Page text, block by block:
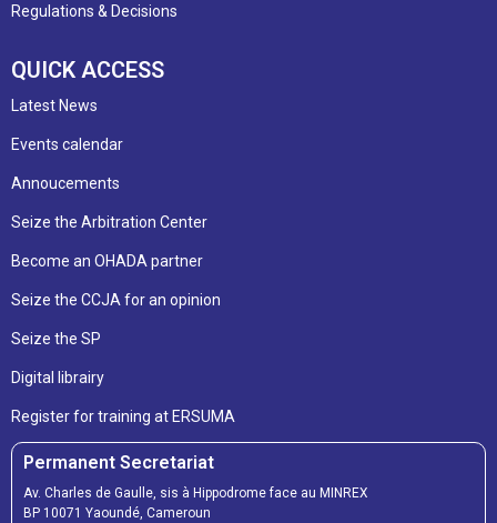
Regulations & Decisions
QUICK ACCESS
Latest News
Events calendar
Annoucements
Seize the Arbitration Center
Become an OHADA partner
Seize the CCJA for an opinion
Seize the SP
Digital librairy
Register for training at ERSUMA
Permanent Secretariat
Av. Charles de Gaulle, sis à Hippodrome face au MINREX
BP 10071 Yaoundé, Cameroun